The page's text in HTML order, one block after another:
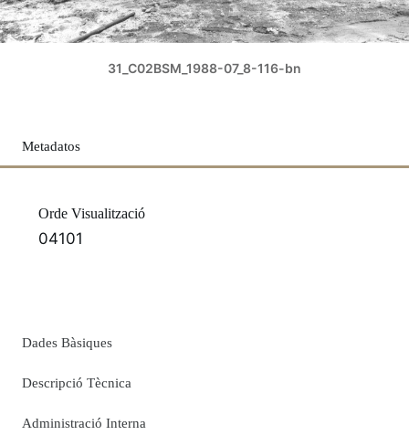
31_C02BSM_1988-07_8-116-bn
Metadatos
Orde Visualització
04101
Dades Bàsiques
Descripció Tècnica
Administració Interna